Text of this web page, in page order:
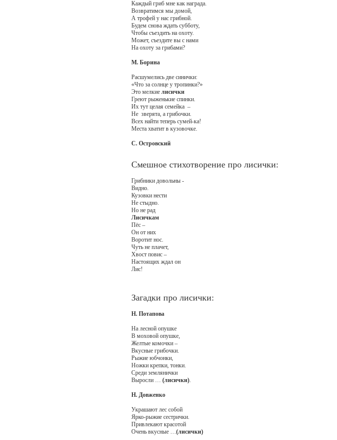
Каждый гриб мне как награда.
Возвратимся мы домой,
А трофей у нас грибной.
Будем снова ждать субботу,
Чтобы съездить на охоту.
Может, съездите вы с нами
На охоту за грибами?
М. Борина
Расшумелись две синички:
«Что за солнце у тропинки?»
Это мелкиелисички
Греют рыженькие спинки.
Их тут целая семейка –
Не зверята, а грибочки.
Всех найти теперь сумей-ка!
Места хватит в кузовочке.
С. Островский
Смешное стихотворение про лисички:
Грибники довольны -
Видно.
Кузовки нести
Не стыдно.
Но не рад
Лисичкам
Пёс –
Он от них
Воротит нос.
Чуть не плачет,
Хвост повис –
Настоящих ждал он
Лис!
Загадки про лисички:
Н. Потапова
На лесной опушке
В моховой опушке,
Желтые комочки –
Вкусные грибочки.
Рыжие юбчонки,
Ножки крепки, тонки.
Среди землянички
Выросли …(лисички).
Н. Довженко
Украшают лес собой
Ярко-рыжие сестрички.
Привлекают красотой
Очень вкусные …(лисички)